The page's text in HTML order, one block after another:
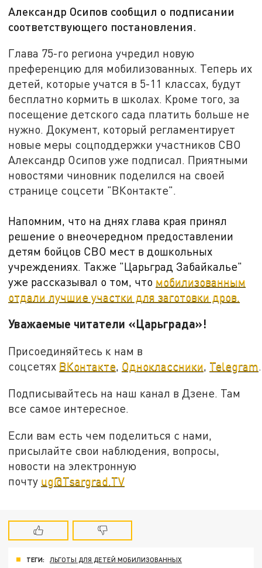
Александр Осипов сообщил о подписании
соответствующего постановления.
Глава 75-го региона учредил новую
преференцию для мобилизованных. Теперь их
детей, которые учатся в 5-11 классах, будут
бесплатно кормить в школах. Кроме того, за
посещение детского сада платить больше не
нужно. Документ, который регламентирует
новые меры соцподдержки участников СВО
Александр Осипов уже подписал. Приятными
новостями чиновник поделился на своей
странице соцсети "ВКонтакте".
Напомним, что на днях глава края принял
решение о внеочередном предоставлении
детям бойцов СВО мест в дошкольных
учреждениях. Также "Царьград Забайкалье"
уже рассказывал о том, что мобилизованным
отдали лучшие участки для заготовки дров.
Уважаемые читатели «Царьграда»!
Присоединяйтесь к нам в
соцсетях ВКонтакте, Одноклассники, Telegram.
Подписывайтесь на наш канал в Дзене. Там
все самое интересное.
Если вам есть чем поделиться с нами,
присылайте свои наблюдения, вопросы,
новости на электронную
почту ug@Tsargrad.TV
ТЕГИ:
ЛЬГОТЫ ДЛЯ ДЕТЕЙ МОБИЛИЗОВАННЫХ